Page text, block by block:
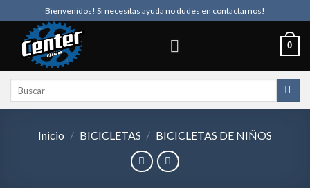
to
content
Bienvenidos! Si necesitas ayuda no dudes en contactarnos!
0
Inicio / BICICLETAS / BICICLETAS DE NIÑOS